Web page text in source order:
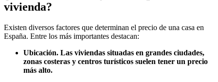
vivienda?
Existen diversos factores que determinan el precio de una casa en
España. Entre los más importantes destacan:
Ubicación. Las viviendas situadas en grandes ciudades,
zonas costeras y centros turísticos suelen tener un precio
más alto.